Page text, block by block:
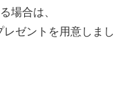
場合は、
ゼントを用意しまし